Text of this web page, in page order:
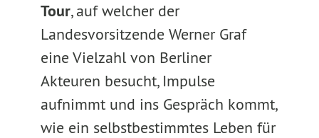
Tour, auf welcher der
Landesvorsitzende Werner Graf
eine Vielzahl von Berliner
Akteuren besucht, Impulse
aufnimmt und ins Gespräch kommt,
wie ein selbstbestimmtes Leben für